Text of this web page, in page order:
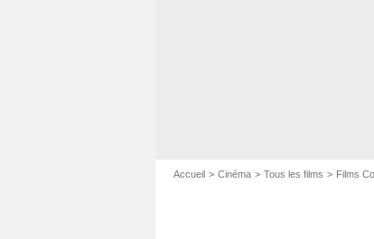
Accueil Cinéma Tous les films Films